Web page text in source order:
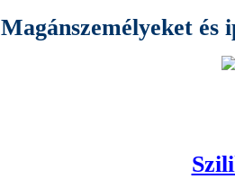
Magánszemélyeket és